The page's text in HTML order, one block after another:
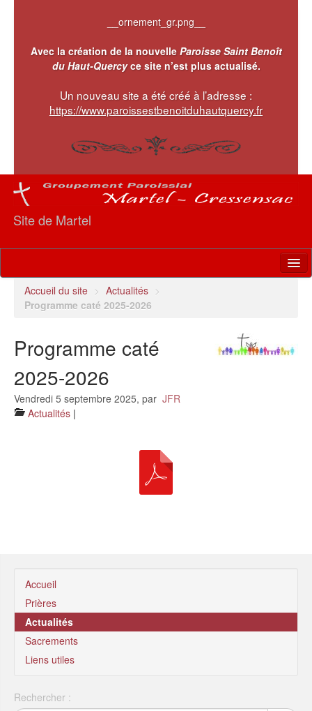
__ornement_gr.png__
Avec la création de la nouvelle Paroisse Saint Benoît
du Haut-Quercyce site n’est plus actualisé.
Un nouveau site a été créé à l’adresse :
https://www.paroissestbenoitduhautquercy.fr
Site de Martel
Accueil
Prières
Actualités
Horaires des Messes
Sacrements
Accueil du site > Actualités >
Programme caté 2025-2026
Programme caté
2025-2026
Vendredi 5 septembre 2025, par JFR
Actualités |
Accueil
Prières
Actualités
Sacrements
Liens utiles
Rechercher :